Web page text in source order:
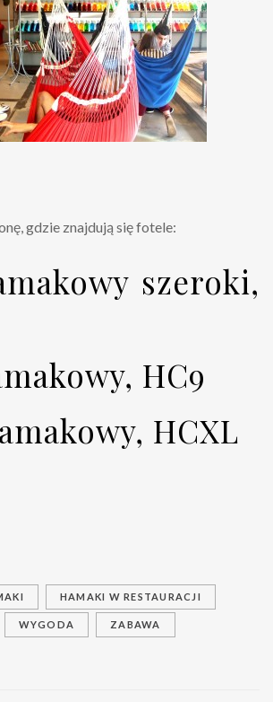
gdzie znajdują się fotele:
szeroki,
HC9
HCXL
HAMAKI W RESTAURACJI
WYGODA ZABAWA